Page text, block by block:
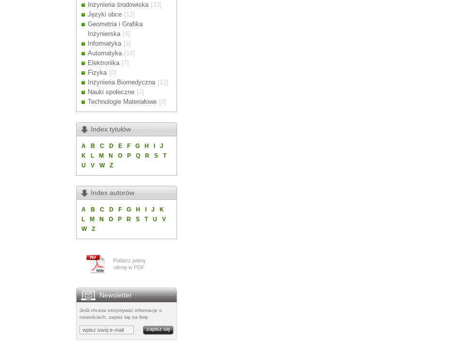
Inżynieria środowiska [33]
Języki obce [12]
Geometria i Grafika
Inżynierska [4]
Informatyka [9]
Automatyka [14]
Elektronika [7]
Fizyka [0]
Inżynieria Biomedyczna [12]
Nauki społeczne [2]
Technologie Materiałowe [0]
Index tytułów
A B C D E F G H
J
K
L M N O P Q R S
T
U
V W Z
Index autorów
A B C D F G H J
K
L
M N O P R S T U
V
W
Z
Pobierz pełną
ofertę w PDF
Newsletter
Jeśli chcesz otrzymywać informacje o
nowościach, zapisz się na listę: